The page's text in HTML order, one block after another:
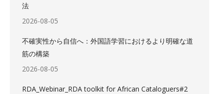
法
2026-08-05
不確実性から自信へ：外国語学習におけるより明確な道
筋の構築
2026-08-05
RDA_Webinar_RDA toolkit for African Cataloguers#2